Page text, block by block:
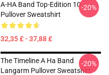
A-HA Band Top-Edition 10
Pullover Sweatshirt
32,35 £ - 37,88 £
-20%
The Timeline A Ha Band
Langarm Pullover Sweatshirt
-20%